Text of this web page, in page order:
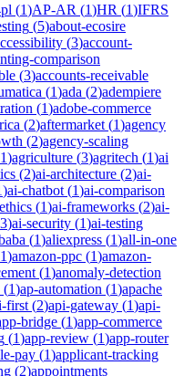
(1)AP-AR (1)HR (1)IFRS
(5)about-ecosire
(3)account-
comparison
(3)accounts-receivable
(1)ada (2)adempiere
(1)adobe-commerce
(2)aftermarket (1)agency
(2)agency-scaling
1)agriculture (3)agritech (1)ai
(2)ai-architecture (2)ai-
)ai-chatbot (1)ai-comparison
(1)ai-frameworks (2)ai-
3)ai-security (1)ai-testing
(1)aliexpress (1)all-in-one
1)amazon-ppc (1)amazon-
(1)anomaly-detection
(1)ap-automation (1)apache
first (2)api-gateway (1)api-
bridge (1)app-commerce
(1)app-review (1)app-router
pay (1)applicant-tracking
(2)appointments